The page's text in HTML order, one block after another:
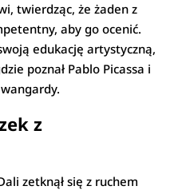
twierdząc, że żaden z
aby go ocenić.
edukację artystyczną,
poznał Pablo Picassa i
z
zetknął się z ruchem